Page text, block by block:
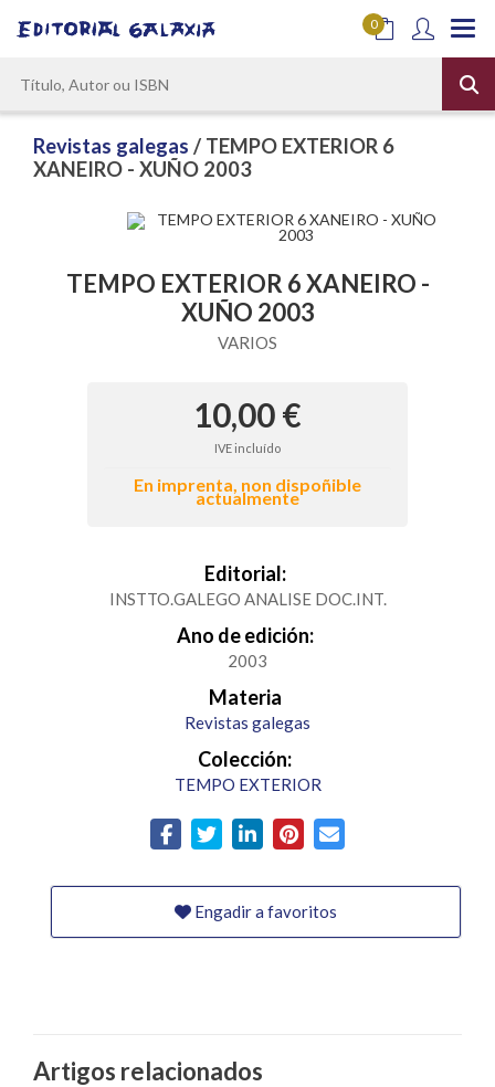
0
Revistas galegas / TEMPO EXTERIOR 6
XANEIRO - XUÑO 2003
TEMPO EXTERIOR 6 XANEIRO -
XUÑO 2003
VARIOS
10,00 €
IVE incluído
En imprenta, non dispoñible
actualmente
Editorial:
INSTTO.GALEGO ANALISE DOC.INT.
Ano de edición:
2003
Materia
Revistas galegas
Colección:
TEMPO EXTERIOR
Engadir a favoritos
Artigos relacionados